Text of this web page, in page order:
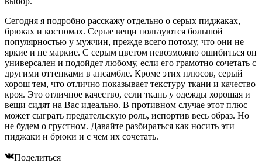
Сегодня я подробно расскажу отдельно о серых пиджаках,
брюках и костюмах. Серые вещи пользуются большой
популярностью у мужчин, прежде всего потому, что они не
яркие и не маркие. С серым цветом невозможно ошибиться он
универсален и подойдет любому, если его грамотно сочетать с
другими оттенками в ансамбле. Кроме этих плюсов, серый
хорош тем, что отлично показывает текстуру ткани и качество
кроя. Это отличное качество, если ткань у одежды хорошая и
вещи сидят на Вас идеально. В противном случае этот плюс
может сыграть предательскую роль, испортив весь образ. Но
не будем о грустном. Давайте разбираться как носить эти
пиджаки и брюки и с чем их сочетать.
Поделиться